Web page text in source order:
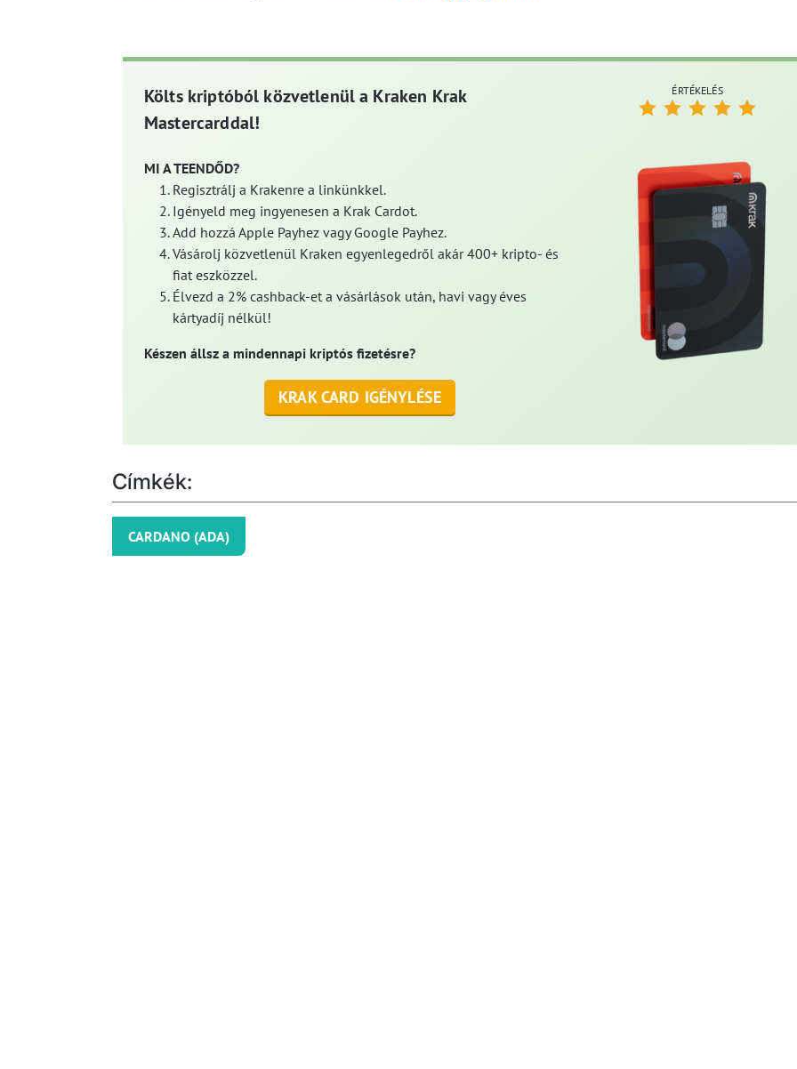
Költs kriptóból közvetlenül a Kraken Krak
Mastercarddal!
MI A TEENDŐD?
Regisztrálj a Krakenre a linkünkkel.
Igényeld meg ingyenesen a Krak Cardot.
Add hozzá Apple Payhez vagy Google Payhez.
Vásárolj közvetlenül Kraken egyenlegedről akár 400+ kripto- és
fiat eszközzel.
Élvezd a 2% cashback-et a vásárlások után, havi vagy éves
kártyadíj nélkül!
Készen állsz a mindennapi kriptós fizetésre?
KRAK CARD IGÉNYLÉSE
ÉRTÉKELÉS
Címkék:
CARDANO (ADA)